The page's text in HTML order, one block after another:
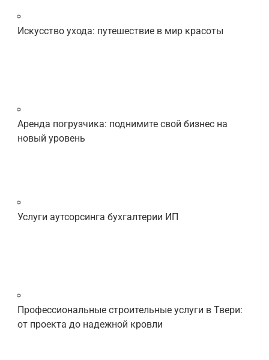
Искусство ухода: путешествие в мир красоты
Аренда погрузчика: поднимите свой бизнес на
новый уровень
Услуги аутсорсинга бухгалтерии ИП
Профессиональные строительные услуги в Твери:
от проекта до надежной кровли